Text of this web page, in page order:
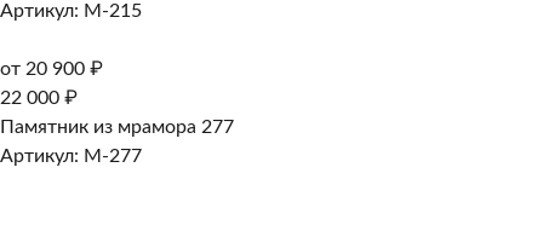
Артикул: M-215
от 20 900 ₽
22 000 ₽
Памятник из мрамора 277
Артикул: M-277